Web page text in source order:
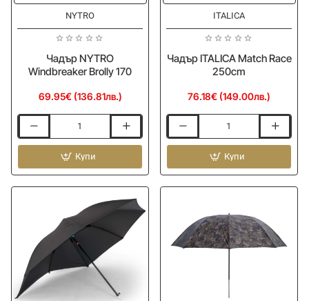
NYTRO
Чадър NYTRO
Windbreaker Brolly 170
69.95€ (136.81лв.)
NYTRO
Windbreaker
Brolly
170
Купи
ITALICA
Чадър ITALICA Match Race
250cm
76.18€ (149.00лв.)
ITALICA
Race
250cm
Купи